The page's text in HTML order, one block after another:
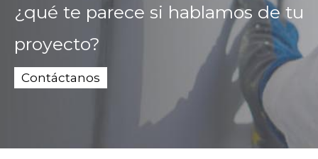
¿qué te parece si hablamos de tu
proyecto?
Contáctanos